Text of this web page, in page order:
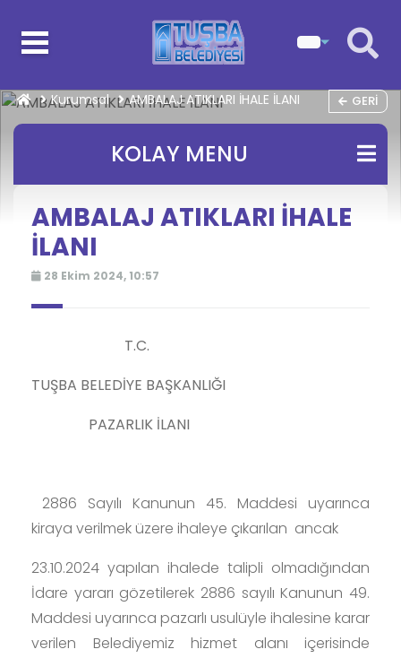
Kurumsal AMBALAJ ATIKLARI İHALE İLANI GERI
KOLAY MENU
AMBALAJ ATIKLARI İHALE
İLANI
28 Ekim 2024, 10:57
T.C.
TUŞBA BELEDİYE BAŞKANLIĞI
PAZARLIK İLANI
2886 Sayılı Kanunun 45. Maddesi uyarınca
kiraya verilmek üzere ihaleye çıkarılan ancak
23.10.2024 yapılan ihalede talipli olmadığından
İdare yararı gözetilerek 2886 sayılı Kanunun 49.
Maddesi uyarınca pazarlı usulüyle ihalesine karar
verilen Belediyemiz hizmet alanı içerisinde